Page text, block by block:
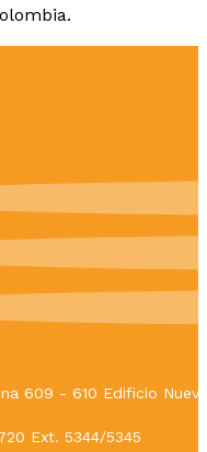
609 - 610 Edificio
Ext. 5344/5345